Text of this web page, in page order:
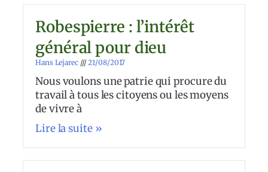
Robespierre : l’intérêt
général pour dieu
Hans Lejarec 21/08/2017
Nous voulons une patrie qui procure du
travail à tous les citoyens ou les moyens
de vivre à
Lire la suite »